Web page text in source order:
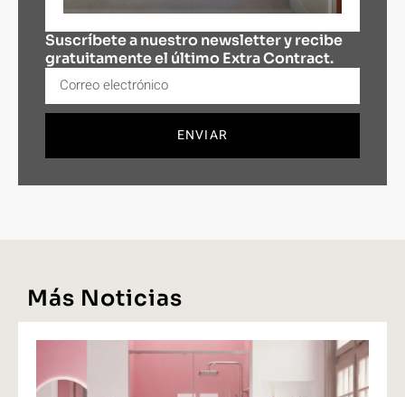
Suscríbete a nuestro newsletter y recibe
gratuitamente el último Extra Contract.
ENVIAR
Más Noticias